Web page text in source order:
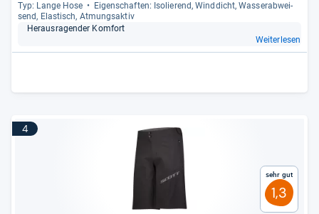
Typ: Lange Hose
Eigen­schaf­ten: Iso­lie­rend, Wind­dicht, Was­ser­ab­wei­
send, Elas­tisch, Atmungs­ak­tiv
Her­aus­ra­gen­der Kom­fort
Weiterlesen
4
Sehr gut
1,3